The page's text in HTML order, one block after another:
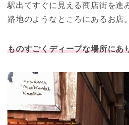
駅出てすぐに見える商店街を進
路地のようなところにあるお店。
ものすごくディープな場所にあ